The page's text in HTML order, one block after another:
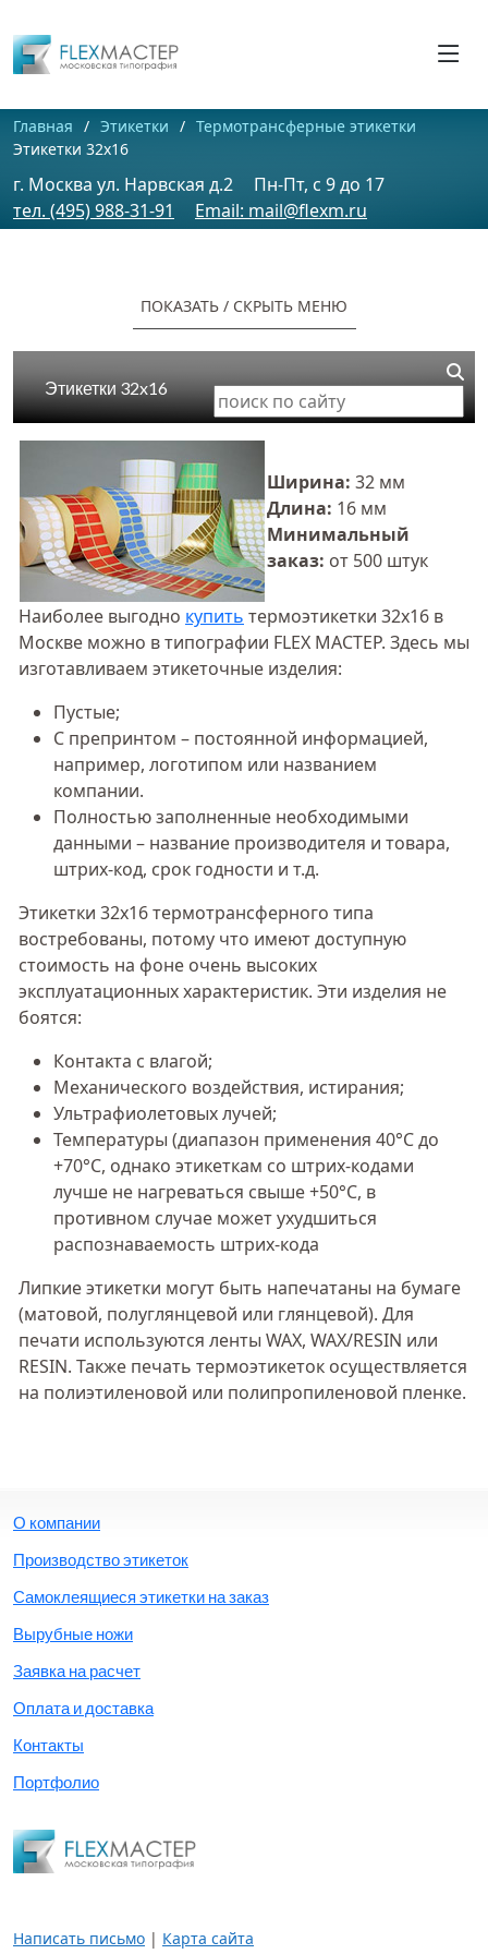
Главная Этикетки
Термотрансферные этикетки
Этикетки 32x16
г. Москва ул. Нарвская д.2
Пн-Пт, c 9 до 17
тел. (495) 988-31-91
Email: mail@flexm.ru
ПОКАЗАТЬ / CКРЫТЬ МЕНЮ
Этикетки 32x16
Ширина: 32 мм
Длина: 16 мм
Минимальный
заказ: от 500 штук
Наиболее выгодно купить термоэтикетки 32х16 в
Москве можно в типографии FLEX МАСТЕР. Здесь мы
изготавливаем этикеточные изделия:
Пустые;
С препринтом – постоянной информацией,
например, логотипом или названием
компании.
Полностью заполненные необходимыми
данными – название производителя и товара,
штрих-код, срок годности и т.д.
Этикетки 32х16 термотрансферного типа
востребованы, потому что имеют доступную
стоимость на фоне очень высоких
эксплуатационных характеристик. Эти изделия не
боятся:
Контакта с влагой;
Механического воздействия, истирания;
Ультрафиолетовых лучей;
Температуры (диапазон применения 40°С до
+70°С, однако этикеткам со штрих-кодами
лучше не нагреваться свыше +50°С, в
противном случае может ухудшиться
распознаваемость штрих-кода
Липкие этикетки могут быть напечатаны на бумаге
(матовой, полуглянцевой или глянцевой). Для
печати используются ленты WAX, WAX/RESIN или
RESIN. Также печать термоэтикеток осуществляется
на полиэтиленовой или полипропиленовой пленке.
О компании
Производство этикеток
Самоклеящиеся этикетки на заказ
Вырубные ножи
Заявка на расчет
Оплата и доставка
Контакты
Портфолио
Написать письмо | Карта сайта